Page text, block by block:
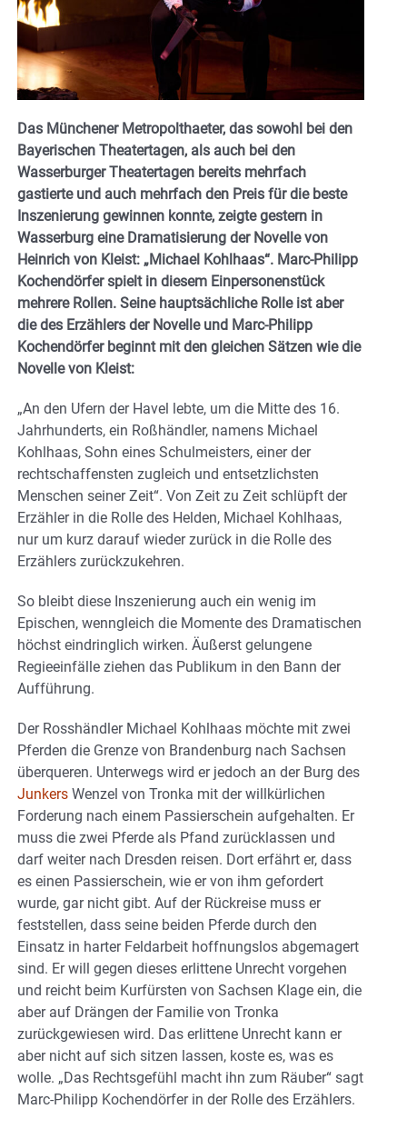
Das Münchener Metropolthaeter, das sowohl bei den
Bayerischen Theatertagen, als auch bei den
Wasserburger Theatertagen bereits mehrfach
gastierte und auch mehrfach den Preis für die beste
Inszenierung gewinnen konnte, zeigte gestern in
Wasserburg eine Dramatisierung der Novelle von
Heinrich von Kleist: „Michael Kohlhaas“. Marc-Philipp
Kochendörfer spielt in diesem Einpersonenstück
mehrere Rollen. Seine hauptsächliche Rolle ist aber
die des Erzählers der Novelle und Marc-Philipp
Kochendörfer beginnt mit den gleichen Sätzen wie die
Novelle von Kleist:
„An den Ufern der Havel lebte, um die Mitte des 16.
Jahrhunderts, ein Roßhändler, namens Michael
Kohlhaas, Sohn eines Schulmeisters, einer der
rechtschaffensten zugleich und entsetzlichsten
Menschen seiner Zeit“. Von Zeit zu Zeit schlüpft der
Erzähler in die Rolle des Helden, Michael Kohlhaas,
nur um kurz darauf wieder zurück in die Rolle des
Erzählers zurückzukehren.
So bleibt diese Inszenierung auch ein wenig im
Epischen, wenngleich die Momente des Dramatischen
höchst eindringlich wirken. Äußerst gelungene
Regieeinfälle ziehen das Publikum in den Bann der
Aufführung.
Der Rosshändler Michael Kohlhaas möchte mit zwei
Pferden die Grenze von Brandenburg nach Sachsen
überqueren. Unterwegs wird er jedoch an der Burg des
Junkers Wenzel von Tronka mit der willkürlichen
Forderung nach einem Passierschein aufgehalten. Er
muss die zwei Pferde als Pfand zurücklassen und
darf weiter nach Dresden reisen. Dort erfährt er, dass
es einen Passierschein, wie er von ihm gefordert
wurde, gar nicht gibt. Auf der Rückreise muss er
feststellen, dass seine beiden Pferde durch den
Einsatz in harter Feldarbeit hoffnungslos abgemagert
sind. Er will gegen dieses erlittene Unrecht vorgehen
und reicht beim Kurfürsten von Sachsen Klage ein, die
aber auf Drängen der Familie von Tronka
zurückgewiesen wird. Das erlittene Unrecht kann er
aber nicht auf sich sitzen lassen, koste es, was es
wolle. „Das Rechtsgefühl macht ihn zum Räuber“ sagt
Marc-Philipp Kochendörfer in der Rolle des Erzählers.